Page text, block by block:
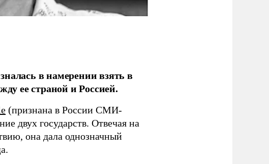
в намерении взять в
ее страной и Россией.
(признана в России СМИ-
двух государств. Отвечая на
она дала однозначный